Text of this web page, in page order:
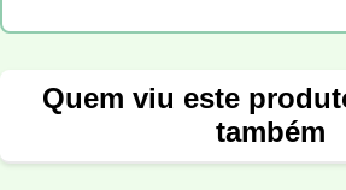
Quem viu este
também